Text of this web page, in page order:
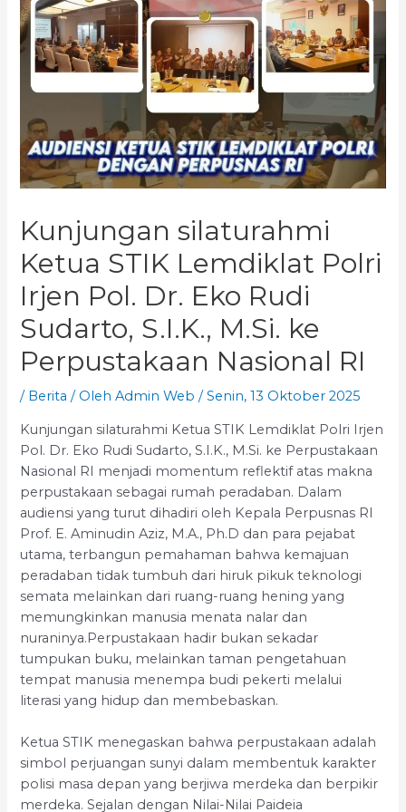
Kunjungan silaturahmi
Ketua STIK Lemdiklat Polri
Irjen Pol. Dr. Eko Rudi
Sudarto, S.I.K., M.Si. ke
Perpustakaan Nasional RI
/ Berita / OlehAdmin Web /Senin, 13 Oktober 2025
Kunjungan silaturahmi Ketua STIK Lemdiklat Polri Irjen
Pol. Dr. Eko Rudi Sudarto, S.I.K., M.Si. ke Perpustakaan
Nasional RI menjadi momentum reflektif atas makna
perpustakaan sebagai rumah peradaban. Dalam
audiensi yang turut dihadiri oleh Kepala Perpusnas RI
Prof. E. Aminudin Aziz, M.A., Ph.D dan para pejabat
utama, terbangun pemahaman bahwa kemajuan
peradaban tidak tumbuh dari hiruk pikuk teknologi
semata melainkan dari ruang-ruang hening yang
memungkinkan manusia menata nalar dan
nuraninya.Perpustakaan hadir bukan sekadar
tumpukan buku, melainkan taman pengetahuan
tempat manusia menempa budi pekerti melalui
literasi yang hidup dan membebaskan.
Ketua STIK menegaskan bahwa perpustakaan adalah
simbol perjuangan sunyi dalam membentuk karakter
polisi masa depan yang berjiwa merdeka dan berpikir
merdeka. Sejalan dengan Nilai-Nilai Paideia